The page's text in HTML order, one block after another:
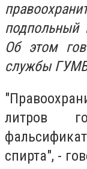
подпольный
Об этом
службы
литров
спирта", -